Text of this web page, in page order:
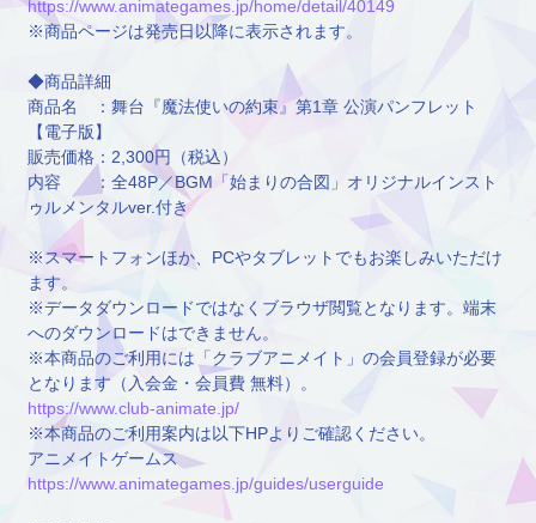
https://www.animategames.jp/home/detail/40149
※商品ページは発売日以降に表示されます。
◆商品詳細
商品名 ：舞台『魔法使いの約束』第1章 公演パンフレット
【電子版】
販売価格：2,300円（税込）
内容 ：全48P／BGM「始まりの合図」オリジナルインスト
ゥルメンタルver.付き
※スマートフォンほか、PCやタブレットでもお楽しみいただけ
ます。
※データダウンロードではなくブラウザ閲覧となります。端末
へのダウンロードはできません。
※本商品のご利用には「クラブアニメイト」の会員登録が必要
となります（入会金・会員費 無料）。
https://www.club-animate.jp/
※本商品のご利用案内は以下HPよりご確認ください。
アニメイトゲームス
https://www.animategames.jp/guides/userguide